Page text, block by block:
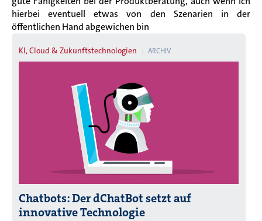
hierbei eventuell etwas von den Szenarien in der
öffentlichen Hand abgewichen bin
KI, Cloud & Zukunftstechnologien ARCHIV
Chatbots: Der dChatBot setzt auf
innovative Technologie